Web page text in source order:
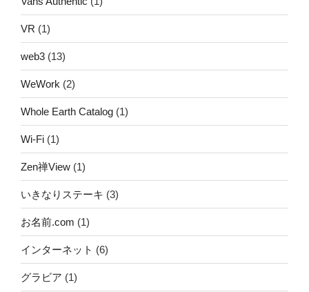
VR (1)
web3 (13)
WeWork (2)
Whole Earth Catalog (1)
Wi-Fi (1)
Zen禅View (1)
いきなりステーキ (3)
お名前.com (1)
インターネット (6)
グラビア (1)